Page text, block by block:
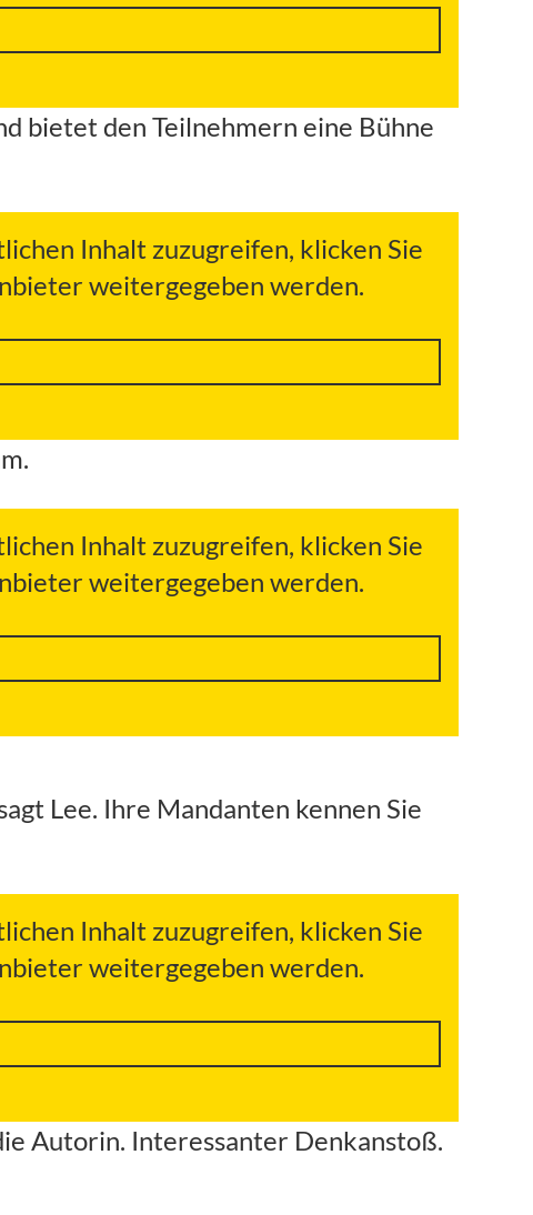
bietet den Teilnehmern eine Bühne
Inhalt zuzugreifen, klicken Sie
weitergegeben werden.
Inhalt zuzugreifen, klicken Sie
weitergegeben werden.
Lee. Ihre Mandanten kennen Sie
Inhalt zuzugreifen, klicken Sie
weitergegeben werden.
Autorin. Interessanter Denkanstoß.